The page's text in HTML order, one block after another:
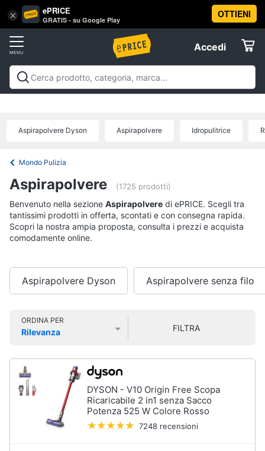
× ePRICE
GRATIS - su Google Play
OTTIENI
Accedi
Accedi
Registrati
Offerte
Tv
e
Home
Cinema
home
Videogiochi
e
musica
Vai
al
Elettrodomestici
Frigoriferi
Cantinetta
Frigoriferi
Congelatore
a
Frigorifero
combinato
Asciugatrici
Lavatrice
Lavatrice
carica
frontale
stiroElettrodomestici in CucinaPiccoli
industrialiElettrodomestici in offerta
Aspirapolvere Dyson Aspirapolvere Idropulitrice
Mondo Pulizia
Aspirapolvere (1725 prodotti)
Benvenuto nella sezione Aspirapolvere di ePRICE. Scegli tra
tantissimi prodotti in offerta, scontati e con consegna rapida.
Scopri la nostra ampia proposta, consulta i prezzi e acquista
comodamente online.
Aspirapolvere Dyson Aspirapolvere senza filo
ORDINA PER
Rilevanza
FILTRA
DYSON - V10 Origin Free Scopa
Ricaricabile 2 in1 senza Sacco
Potenza 525 W Colore Rosso
7248 recensioni